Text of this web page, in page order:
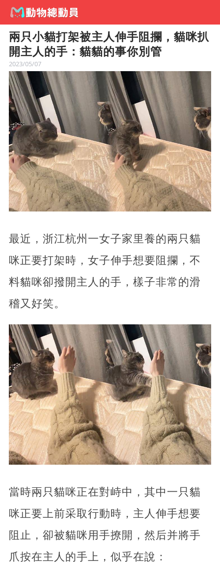
兩只小貓打架被主人伸手阻攔，貓咪扒
開主人的手：貓貓的事你別管
2023/05/07
最近，浙江杭州一女子家里養的兩只貓
咪正要打架時，女子伸手想要阻攔，不
料貓咪卻撥開主人的手，樣子非常的滑
稽又好笑。
當時兩只貓咪正在對峙中，其中一只貓
咪正要上前采取行動時，主人伸手想要
阻止，卻被貓咪用手撩開，然后并將手
爪按在主人的手上，似乎在說：